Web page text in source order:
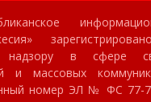
надзору в сфере
и массовых
номер ЭЛ № ФС 77-